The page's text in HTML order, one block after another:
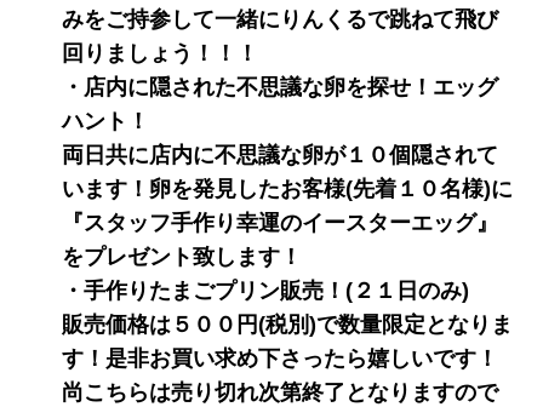
みをご持参して一緒にりんくるで跳ねて飛び
回りましょう！！！
・店内に隠された不思議な卵を探せ！エッグ
ハント！
両日共に店内に不思議な卵が１０個隠されて
います！卵を発見したお客様(先着１０名様)に
『スタッフ手作り幸運のイースターエッグ』
をプレゼント致します！
・手作りたまごプリン販売！(２１日のみ)
販売価格は５００円(税別)で数量限定となりま
す！是非お買い求め下さったら嬉しいです！
尚こちらは売り切れ次第終了となりますので